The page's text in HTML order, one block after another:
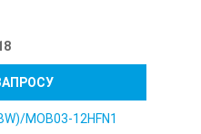
MOB03-12HFN1